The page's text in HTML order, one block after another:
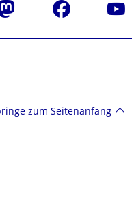
Facebook
zum Seitenanfang